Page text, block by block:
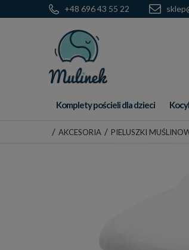
+48 696 43 55 22
Komplety pościeli dla dzieci
/ AKCESORIA / PIELUSZKI